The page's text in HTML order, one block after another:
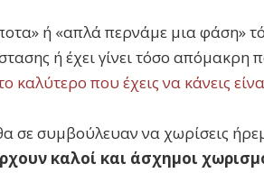
ή «απλά περνάμε μια φάση»
ή έχει γίνει τόσο απόμακρη
καλύτερο που έχεις να κάνεις
σε συμβούλευαν να χωρίσεις
καλοί και άσχημοι